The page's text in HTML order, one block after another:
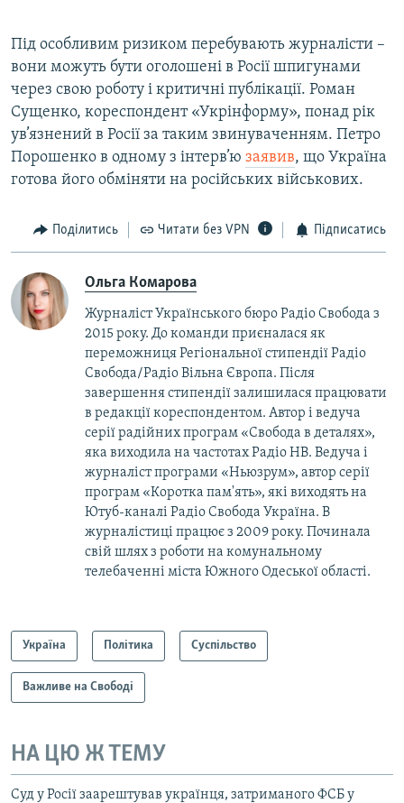
​Під особливим ризиком перебувають журналісти –
вони можуть бути оголошені в Росії шпигунами
через свою роботу і критичні публікації. Роман
Сущенко, кореспондент «Укрінформу», понад рік
ув’язнений в Росії за таким звинуваченням. Петро
Порошенко в одному з інтерв’ю заявив, що Україна
готова його обміняти на російських військових.
Поділитись Читати без VPN Підписатись
Ольга Комарова
Журналіст Українського бюро Радіо Свобода з
2015 року. До команди приєналася як
переможниця Регіональної стипендії Радіо
Свобода/Радіо Вільна Європа. Після
завершення стипендії залишилася працювати
в редакції кореспондентом. Автор і ведуча
серії радійних програм «Свобода в деталях»,
яка виходила на частотах Радіо НВ. Ведуча і
журналіст програми «Ньюзрум», автор серії
програм «Коротка пам'ять», які виходять на
Ютуб-каналі Радіо Свобода Україна. В
журналістиці працює з 2009 року. Починала
свій шлях з роботи на комунальному
телебаченні міста Южного Одеської області.
Україна Політика Суспільство
Важливе на Свободі
НА ЦЮ Ж ТЕМУ
Суд у Росії заарештував українця, затриманого ФСБ у